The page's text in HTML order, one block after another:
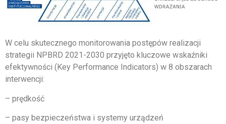
W celu skutecznego monitorowania postępów realizacji
strategii NPBRD 2021-2030 przyjęto kluczowe wskaźniki
efektywności (Key Performance Indicators) w 8 obszarach
interwencji:
– prędkość
– pasy bezpieczeństwa i systemy urządzeń